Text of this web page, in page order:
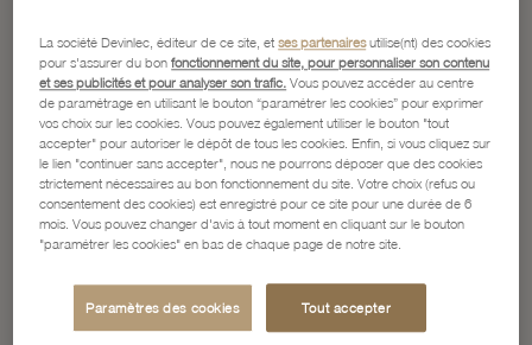
La société Devinlec, éditeur de ce site, etses partenairesutilise(nt) des cookies
pour s'assurer du bonfonctionnement du site, pour personnaliser son contenu
et ses publicités et pour analyser son trafic. Vous pouvez accéder au centre
de paramétrage en utilisant le bouton “paramétrer les cookies” pour exprimer
vos choix sur les cookies. Vous pouvez également utiliser le bouton "tout
accepter" pour autoriser le dépôt de tous les cookies. Enfin, si vous cliquez sur
le lien "continuer sans accepter", nous ne pourrons déposer que des cookies
strictement nécessaires au bon fonctionnement du site. Votre choix (refus ou
consentement des cookies) est enregistré pour ce site pour une durée de 6
mois. Vous pouvez changer d'avis à tout moment en cliquant sur le bouton
"paramétrer les cookies" en bas de chaque page de notre site.
Paramètres des cookies Tout accepter